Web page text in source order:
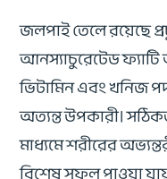
জলপাই তেলে রয়েছে
আনস্যাচুরেটেড ফ্যাটি
ভিটামিন এবং খনিজ
অত্যন্ত উপকারী।
মাধ্যমে শরীরের